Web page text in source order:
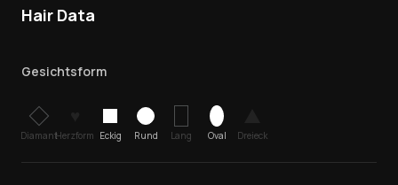
Hair Data
Gesichtsform
DiamantHerzform Eckig Rund Lang Oval Dreieck